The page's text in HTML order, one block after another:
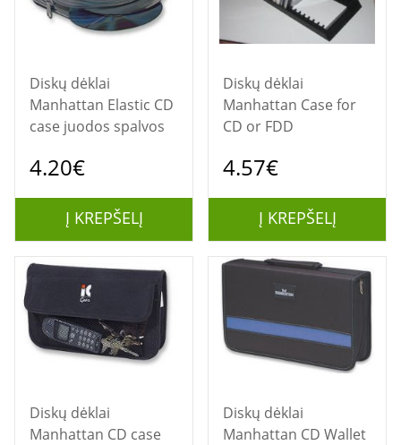
Diskų dėklai
Manhattan Elastic CD
case juodos spalvos
4.20€
Į KREPŠELĮ
Diskų dėklai
Manhattan Case for
CD or FDD
4.57€
Į KREPŠELĮ
Diskų dėklai
Manhattan CD case
Diskų dėklai
Manhattan CD Wallet